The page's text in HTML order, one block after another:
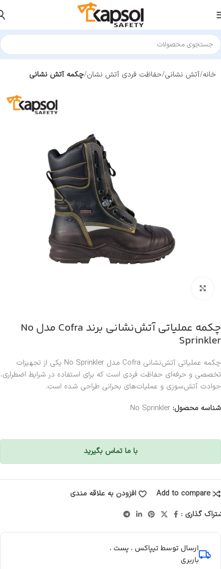
خانه آتش نشانی حفاظت فردی آتش نشان چکمه آتش نشانی
چکمه عملیاتی آتش‌نشانی برند Cofra مدل No
Sprinkler
چکمه عملیاتی آتش‌نشانی Cofra مدل No Sprinkler یکی از تجهیزات
تخصصی و حرفه‌ای حفاظت فردی است که برای استفاده در شرایط اضطراری،
حوادث آتش‌سوزی و عملیات‌های بحرانی طراحی شده است.
شناسه محصول: No Sprinkler
با ما تماس بگیرید
Add to compare
افزودن به علاقه مندی
گذاری :
ارسال توسط تیپاکس ، پست ،
باربری